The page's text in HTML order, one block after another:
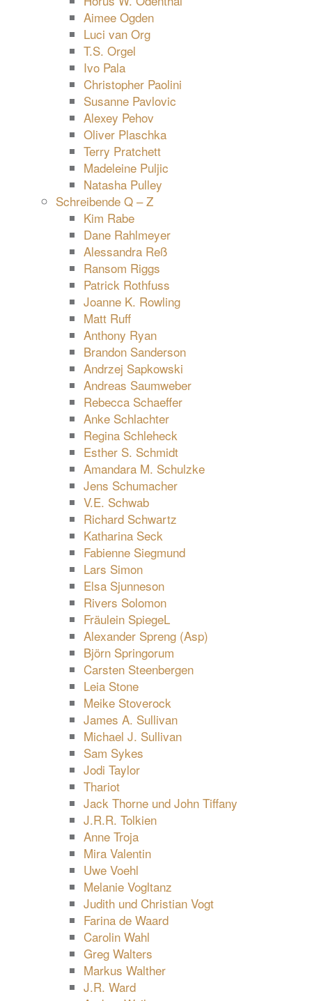
Aimee Ogden
Luci van Org
T.S. Orgel
Ivo Pala
Christopher Paolini
Susanne Pavlovic
Alexey Pehov
Oliver Plaschka
Terry Pratchett
Madeleine Puljic
Natasha Pulley
Schreibende Q – Z
Kim Rabe
Dane Rahlmeyer
Alessandra Reß
Ransom Riggs
Patrick Rothfuss
Joanne K. Rowling
Matt Ruff
Anthony Ryan
Brandon Sanderson
Andrzej Sapkowski
Andreas Saumweber
Rebecca Schaeffer
Anke Schlachter
Regina Schleheck
Esther S. Schmidt
Amandara M. Schulzke
Jens Schumacher
V.E. Schwab
Richard Schwartz
Katharina Seck
Fabienne Siegmund
Lars Simon
Elsa Sjunneson
Rivers Solomon
Fräulein SpiegeL
Alexander Spreng (Asp)
Björn Springorum
Carsten Steenbergen
Leia Stone
Meike Stoverock
James A. Sullivan
Michael J. Sullivan
Sam Sykes
Jodi Taylor
Thariot
Jack Thorne und John Tiffany
J.R.R. Tolkien
Anne Troja
Mira Valentin
Uwe Voehl
Melanie Vogltanz
Judith und Christian Vogt
Farina de Waard
Carolin Wahl
Greg Walters
Markus Walther
J.R. Ward